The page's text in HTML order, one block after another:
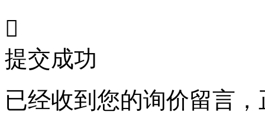

提交成功
已经收到您的询价留言